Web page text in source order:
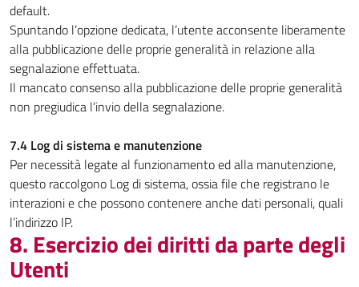
default.
Spuntando l’opzione dedicata, l’utente acconsente liberamente
alla pubblicazione delle proprie generalità in relazione alla
segnalazione effettuata.
Il mancato consenso alla pubblicazione delle proprie generalità
non pregiudica l’invio della segnalazione.
7.4 Log di sistema e manutenzione
Per necessità legate al funzionamento ed alla manutenzione,
questo raccolgono Log di sistema, ossia file che registrano le
interazioni e che possono contenere anche dati personali, quali
l’indirizzo IP.
8. Esercizio dei diritti da parte degli
Utenti